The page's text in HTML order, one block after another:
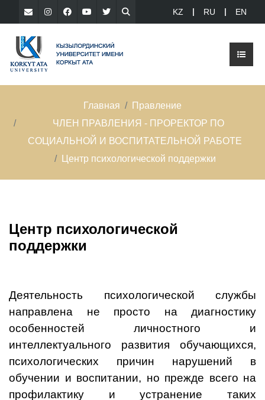
KZ RU EN
Главная
Правление
ЧЛЕН ПРАВЛЕНИЯ - ПРОРЕКТОР ПО
СОЦИАЛЬНОЙ И ВОСПИТАТЕЛЬНОЙ РАБОТЕ
Центр психологической поддержки
Центр психологической
поддержки
Деятельность психологической службы
направлена не просто на диагностику
особенностей личностного и
интеллектуального развития обучающихся,
психологических причин нарушений в
обучении и воспитании, но прежде всего на
профилактику и устранение таких